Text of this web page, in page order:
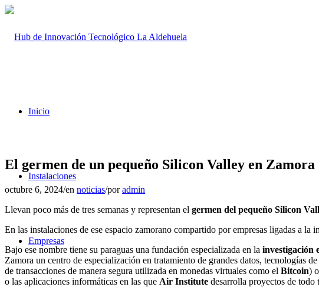
Inicio
Instalaciones
Empresas
El germen de un pequeño Silicon Valley en Zamora
octubre 6, 2024/en noticias/poradmin
Llevan poco más de tres semanas y representan el germen del pequeño Silicon
En las instalaciones de ese espacio zamorano compartido por empresas ligadas a
Bajo ese nombre tiene su paraguas una fundación especializada en la investigación
Zamora un centro de especialización en tratamiento de grandes datos, tecnologías
de transacciones de manera segura utilizada en monedas virtuales como el Bitcoin)
o las aplicaciones informáticas en las que Air Institute desarrolla proyectos de todo